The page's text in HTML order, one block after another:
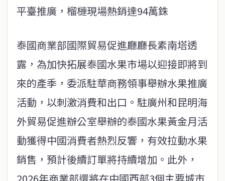
平臺推廣，榴槤現場熱銷達94萬銖
泰國商業部國際貿易促進廳廳長素南塔透
露，為加快拓展泰國水果市場以迎接即將到
來的產季，委派駐華商務領事舉辦水果推廣
活動，以刺激消費和出口。駐廣州和昆明海
外貿易促進辦公室舉辦的泰國水果黃金月活
動獲得中國消費者熱烈反響，有效拉動水果
銷售，預計後續訂單將持續增加。此外，